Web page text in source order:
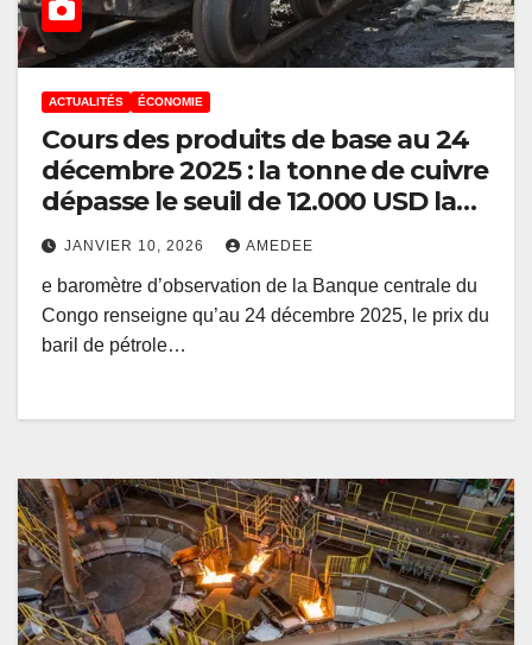
ACTUALITÉS ÉCONOMIE
Cours des produits de base au 24
décembre 2025 : la tonne de cuivre
dépasse le seuil de 12.000 USD la
tonne
JANVIER 10, 2026 AMEDEE
e baromètre d’observation de la Banque centrale du
Congo renseigne qu’au 24 décembre 2025, le prix du
baril de pétrole…